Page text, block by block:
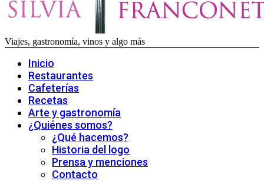
Viajes, gastronomía, vinos y algo más
Inicio
Restaurantes
Cafeterías
Recetas
Arte y gastronomía
¿Quiénes somos?
¿Qué hacemos?
Historia del logo
Prensa y menciones
Contacto